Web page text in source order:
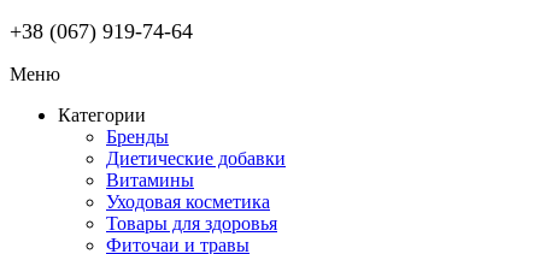
+38 (067) 919-74-64
Меню
Категории
Бренды
Диетические добавки
Витамины
Уходовая косметика
Товары для здоровья
Фиточаи и травы